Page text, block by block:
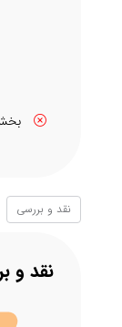
نقد و بررسی
نقد و